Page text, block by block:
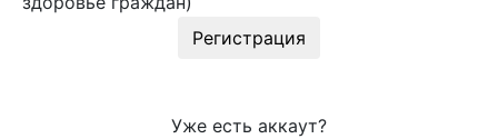
Регистрация
Уже есть аккаут?